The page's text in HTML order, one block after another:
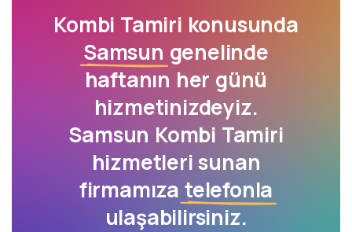
Kombi Tamiri konusunda
Samsun genelinde
haftanın her günü
hizmetinizdeyiz.
Samsun Kombi Tamiri
hizmetleri sunan
firmamıza telefonla
ulaşabilirsiniz.